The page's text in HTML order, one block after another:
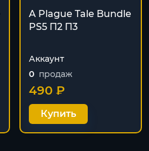
A Plague Tale Bundle
PS5 П2 П3
Аккаунт
0 продаж
490 ₽
Купить